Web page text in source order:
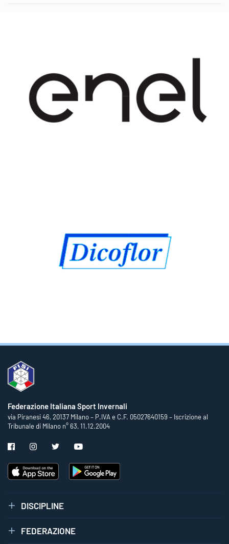
Federazione Italiana Sport Invernali
via Piranesi 46, 20137 Milano – P.IVA e C.F. 05027640159 – Iscrizione al
Tribunale di Milano n° 63, 11.12.2004
DISCIPLINE
FEDERAZIONE